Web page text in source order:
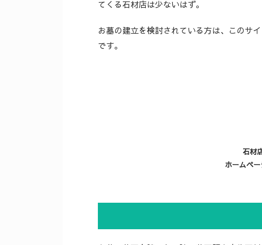
てくる石材店は少ないはず。
お墓の建立を検討されている方は、このサ
です。
石材
ホームペ